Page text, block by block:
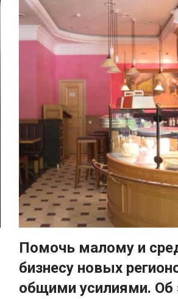
Помочь малому и
бизнесу новых
общими усилиями.